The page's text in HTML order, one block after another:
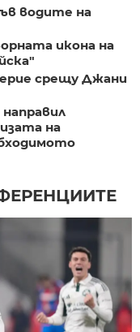
водите на
икона на
срещу Джани
на